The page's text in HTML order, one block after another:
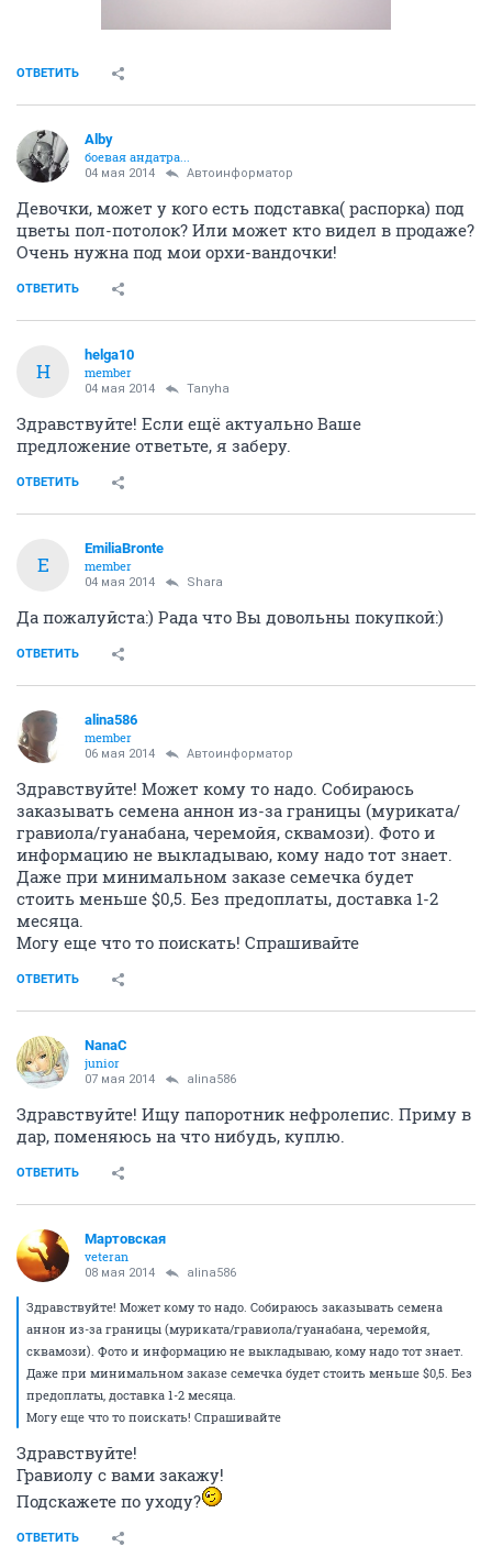
ОТВЕТИТЬ
Alby
боевая андатра...
04 мая 2014 Автоинформатор
Девочки, может у кого есть подставка( распорка) под
цветы пол-потолок? Или может кто видел в продаже?
Очень нужна под мои орхи-вандочки!
ОТВЕТИТЬ
H
helga10
member
04 мая 2014 Tanyha
Здравствуйте! Если ещё актуально Ваше
предложение ответьте, я заберу.
ОТВЕТИТЬ
E
EmiliaBronte
member
04 мая 2014 Shara
Да пожалуйста:) Рада что Вы довольны покупкой:)
ОТВЕТИТЬ
alina586
member
06 мая 2014 Автоинформатор
Здравствуйте! Может кому то надо. Собираюсь
заказывать семена аннон из-за границы (муриката/
гравиола/гуанабана, черемойя, сквамози). Фото и
информацию не выкладываю, кому надо тот знает.
Даже при минимальном заказе семечка будет
стоить меньше $0,5. Без предоплаты, доставка 1-2
месяца.
Могу еще что то поискать! Спрашивайте
ОТВЕТИТЬ
NanaC
junior
07 мая 2014 alina586
Здравствуйте! Ищу папоротник нефролепис. Приму в
дар, поменяюсь на что нибудь, куплю.
ОТВЕТИТЬ
Mартовская
veteran
08 мая 2014 alina586
Здравствуйте! Может кому то надо. Собираюсь заказывать семена
аннон из-за границы (муриката/гравиола/гуанабана, черемойя,
сквамози). Фото и информацию не выкладываю, кому надо тот знает.
Даже при минимальном заказе семечка будет стоить меньше $0,5. Без
предоплаты, доставка 1-2 месяца.
Могу еще что то поискать! Спрашивайте
Здравствуйте!
Гравиолу с вами закажу!
Подскажете по уходу?
ОТВЕТИТЬ